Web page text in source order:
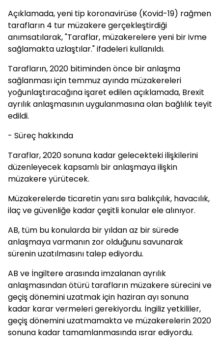
Açıklamada, yeni tip koronavirüse (Kovid-19) rağmen
tarafların 4 tur müzakere gerçekleştirdiği
anımsatılarak, "Taraflar, müzakerelere yeni bir ivme
sağlamakta uzlaştılar." ifadeleri kullanıldı.
Tarafların, 2020 bitiminden önce bir anlaşma
sağlanması için temmuz ayında müzakereleri
yoğunlaştıracağına işaret edilen açıklamada, Brexit
ayrılık anlaşmasının uygulanmasına olan bağlılık teyit
edildi.
- Süreç hakkında
Taraflar, 2020 sonuna kadar gelecekteki ilişkilerini
düzenleyecek kapsamlı bir anlaşmaya ilişkin
müzakere yürütecek.
Müzakerelerde ticaretin yanı sıra balıkçılık, havacılık,
ilaç ve güvenliğe kadar çeşitli konular ele alınıyor.
AB, tüm bu konularda bir yıldan az bir sürede
anlaşmaya varmanın zor olduğunu savunarak
sürenin uzatılmasını talep ediyordu.
AB ve İngiltere arasında imzalanan ayrılık
anlaşmasından ötürü tarafların müzakere sürecini ve
geçiş dönemini uzatmak için haziran ayı sonuna
kadar karar vermeleri gerekiyordu. İngiliz yetkililer,
geçiş dönemini uzatmamakta ve müzakerelerin 2020
sonuna kadar tamamlanmasında ısrar ediyordu.